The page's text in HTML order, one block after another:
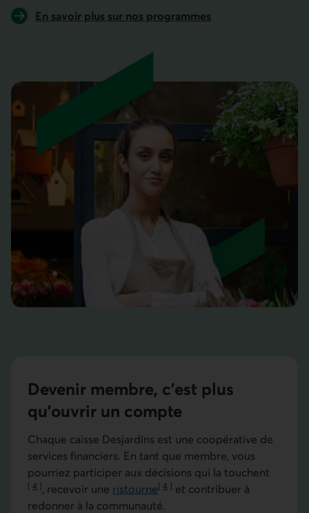
En savoir plus sur nos programmes
Devenir membre, c’est plus
qu’ouvrir un compte
Chaque caisse Desjardins est une coopérative de
services financiers. En tant que membre, vous
pourriez participer aux décisions qui la touchent
[ 4 ]
Aller à la note
, recevoir une ristourne[ 4 ]
Aller à la note
et contribuer à
redonner à la communauté.